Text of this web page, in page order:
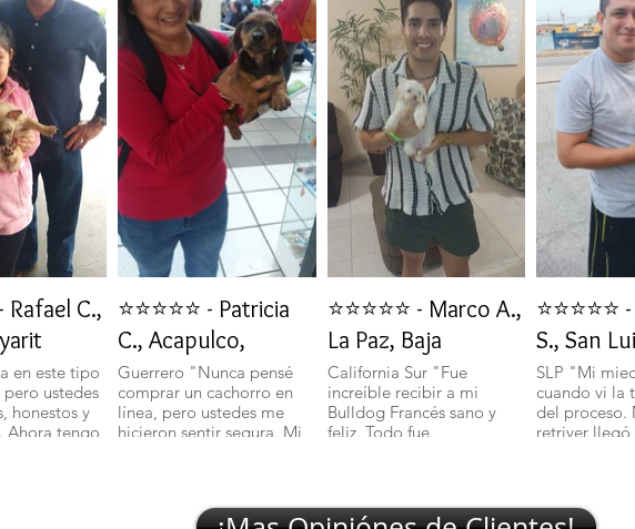
- Rafael C.,
en este tipo
ustedes
honestos y
Ahora tengo
⭐⭐⭐⭐⭐ - Patricia
C., Acapulco,
Guerrero "Nunca pensé
comprar un cachorro en
línea, pero ustedes me
hicieron sentir segura. Mi
⭐⭐⭐⭐⭐ - Marco A.,
La Paz, Baja
California Sur "Fue
increíble recibir a mi
Bulldog Francés sano y
feliz. Todo fue
S., San
SLP "Mi
cuando vi la
del proceso.
retriver llegó